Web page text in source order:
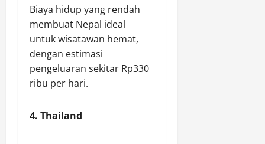
Biaya hidup yang rendah
membuat Nepal ideal
untuk wisatawan hemat,
dengan estimasi
pengeluaran sekitar Rp330
ribu per hari.
4. Thailand